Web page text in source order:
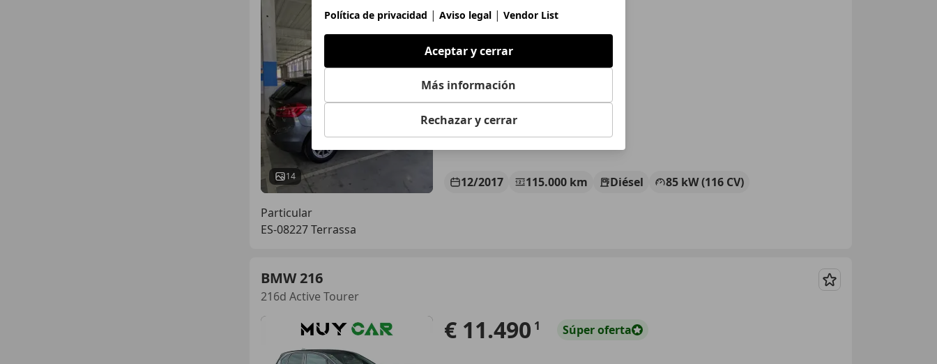
14 12/2017 115.000 km Diésel
85 kW (116 CV)
Particular
ES-08227 Terrassa
BMW 216
216d Active Tourer
Guardar
€ 11.490 1 Súperoferta
Política de privacidad | Aviso legal | Vendor List
Aceptar y cerrar
Más información
Rechazar y cerrar